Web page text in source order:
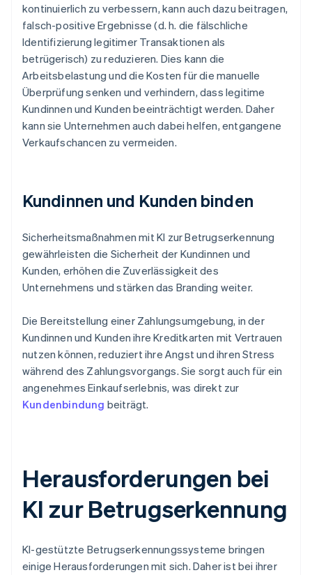
kontinuierlich zu verbessern, kann auch dazu beitragen,
falsch-positive Ergebnisse (d. h. die fälschliche
Identifizierung legitimer Transaktionen als
betrügerisch) zu reduzieren. Dies kann die
Arbeitsbelastung und die Kosten für die manuelle
Überprüfung senken und verhindern, dass legitime
Kundinnen und Kunden beeinträchtigt werden. Daher
kann sie Unternehmen auch dabei helfen, entgangene
Verkaufschancen zu vermeiden.
Kundinnen und Kunden binden
Sicherheitsmaßnahmen mit KI zur Betrugserkennung
gewährleisten die Sicherheit der Kundinnen und
Kunden, erhöhen die Zuverlässigkeit des
Unternehmens und stärken das Branding weiter.
Die Bereitstellung einer Zahlungsumgebung, in der
Kundinnen und Kunden ihre Kreditkarten mit Vertrauen
nutzen können, reduziert ihre Angst und ihren Stress
während des Zahlungsvorgangs. Sie sorgt auch für ein
angenehmes Einkaufserlebnis, was direkt zur
Kundenbindung beiträgt.
Herausforderungen bei
KI zur Betrugserkennung
KI-gestützte Betrugserkennungssysteme bringen
einige Herausforderungen mit sich. Daher ist bei ihrer